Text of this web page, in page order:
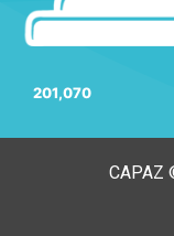
201,070
CAPAZ